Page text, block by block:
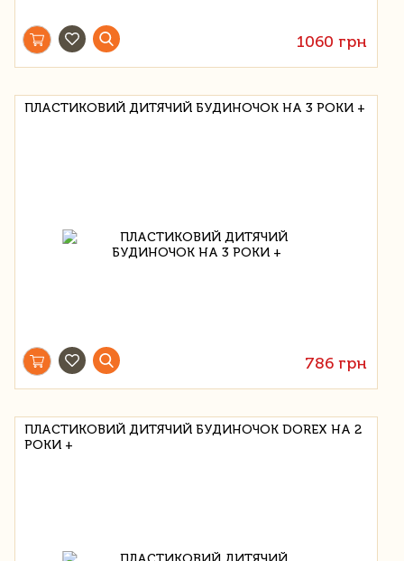
1060 грн
ПЛАСТИКОВИЙ ДИТЯЧИЙ БУДИНОЧОК НА 3 РОКИ +
786 грн
ПЛАСТИКОВИЙ ДИТЯЧИЙ БУДИНОЧОК DOREX НА 2
РОКИ +